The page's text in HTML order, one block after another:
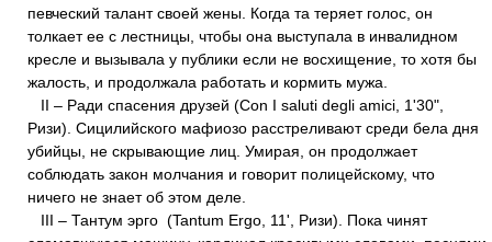
певческий талант своей жены. Когда та теряет голос, он
толкает ее с лестницы, чтобы она выступала в инвалидном
кресле и вызывала у публики если не восхищение, то хотя бы
жалость, и продолжала работать и кормить мужа.
II – Ради спасения друзей (Con I saluti degli amici, 1'30",
Ризи). Сицилийского мафиозо расстреливают среди бела дня
убийцы, не скрывающие лиц. Умирая, он продолжает
соблюдать закон молчания и говорит полицейскому, что
ничего не знает об этом деле.
III – Тантум эрго (Tantum Ergo, 11', Ризи). Пока чинят